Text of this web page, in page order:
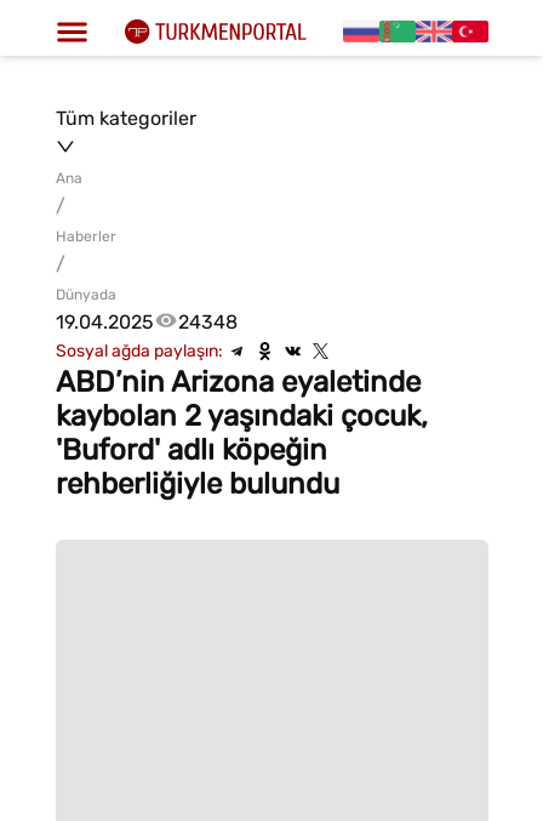
Tüm kategoriler
Ana
/
Haberler
/
Dünyada
19.04.2025 24348
Sosyal ağda paylaşın:
ABD’nin Arizona eyaletinde
kaybolan 2 yaşındaki çocuk,
'Buford' adlı köpeğin
rehberliğiyle bulundu